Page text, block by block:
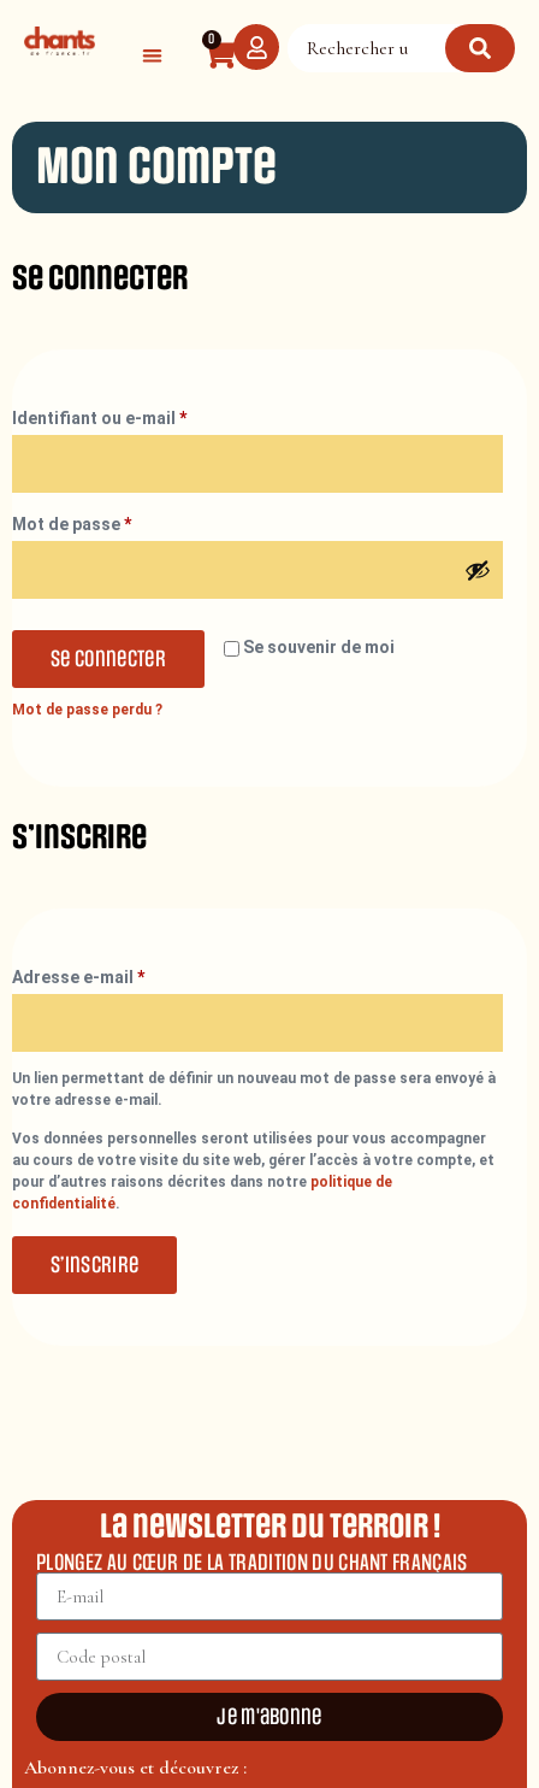
0
Mon compte
Se connecter
Identifiant ou e-mail *
Mot de passe*
Se souvenir de moi
Se connecter
Mot de passe perdu ?
S’inscrire
Adresse e-mail *
Un lien permettant de définir un nouveau mot de passe sera envoyé à
votre adresse e-mail.
Vos données personnelles seront utilisées pour vous accompagner
au cours de votre visite du site web, gérer l’accès à votre compte, et
pour d’autres raisons décrites dans notre politique de
confidentialité.
S’inscrire
La newsletter du terroir !
PLONGEZ AU CŒUR DE LA TRADITION DU CHANT FRANÇAIS
Je m'abonne
Abonnez-vous et découvrez :